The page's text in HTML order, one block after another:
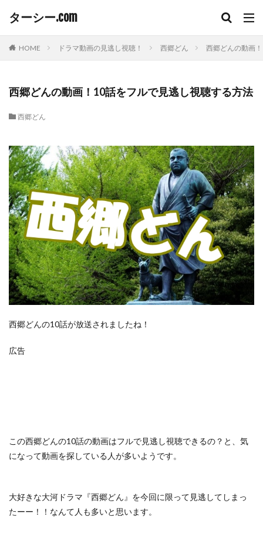
ターシー.com
HOME ドラマ動画の見逃し視聴！ 西郷どん 西郷どんの動画
西郷どんの動画！10話をフルで見逃し視聴する方法
西郷どん
西郷どんの10話が放送されましたね！
広告
この西郷どんの10話の動画はフルで見逃し視聴できるの？ と、気
になって動画を探している人が多いようです。
大好きな大河ドラマ『西郷どん』を今回に限って見逃してしまっ
たーー！！なんて人も多いと思います。